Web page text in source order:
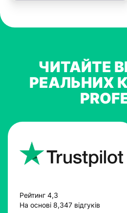
ЧИТАЙТЕ
РЕАЛЬНИХ
Рейтинг 4,3
На основі 8,347 відгуків